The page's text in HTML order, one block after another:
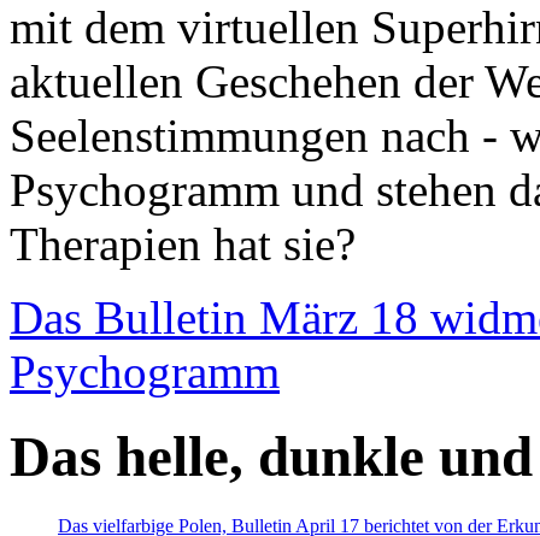
mit dem virtuellen
aktuellen Geschehen der
Seelenstimmungen nach -
Psychogramm und stehen
Therapien hat sie?
Das Bulletin März 18
Psychogramm
Das helle, dunkle
Das vielfarbige Polen, Bulletin April 17 berichtet von der